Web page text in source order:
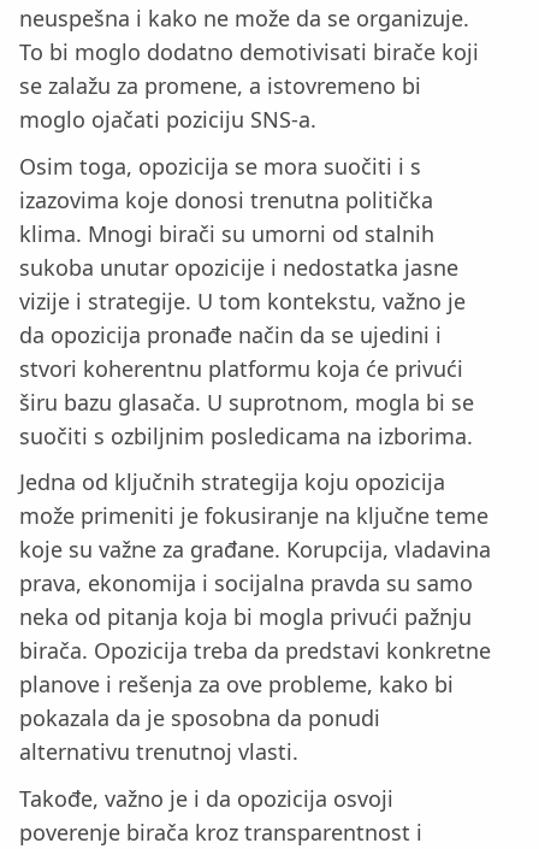
neuspešna i kako ne može da se organizuje.
To bi moglo dodatno demotivisati birače koji
se zalažu za promene, a istovremeno bi
moglo ojačati poziciju SNS-a.
Osim toga, opozicija se mora suočiti i s
izazovima koje donosi trenutna politička
klima. Mnogi birači su umorni od stalnih
sukoba unutar opozicije i nedostatka jasne
vizije i strategije. U tom kontekstu, važno je
da opozicija pronađe način da se ujedini i
stvori koherentnu platformu koja će privući
širu bazu glasača. U suprotnom, mogla bi se
suočiti s ozbiljnim posledicama na izborima.
Jedna od ključnih strategija koju opozicija
može primeniti je fokusiranje na ključne teme
koje su važne za građane. Korupcija, vladavina
prava, ekonomija i socijalna pravda su samo
neka od pitanja koja bi mogla privući pažnju
birača. Opozicija treba da predstavi konkretne
planove i rešenja za ove probleme, kako bi
pokazala da je sposobna da ponudi
alternativu trenutnoj vlasti.
Takođe, važno je i da opozicija osvoji
poverenje birača kroz transparentnost i